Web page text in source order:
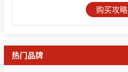
购买攻略
热门品牌